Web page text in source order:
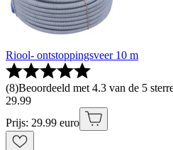
Riool- ontstoppingsveer 10 m
(8)Beoordeeld met 4.3 van de 5
29.99
Prijs: 29.99 euro